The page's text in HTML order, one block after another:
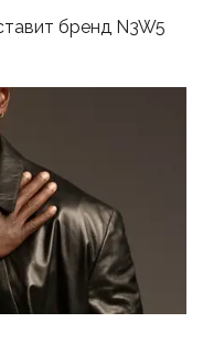
бренд N3W5